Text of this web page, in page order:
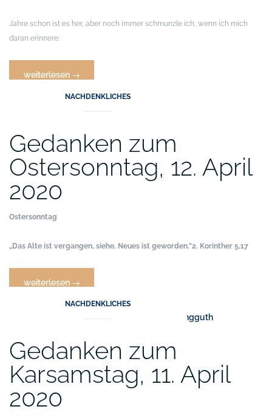
Jahre schon ist es her, aber noch immer schmunzle ich, wenn ich mich
daran erinnere:
„Gedanken
2020“
weiterlesen →
NACHDENKLICHES
Gedanken zum
Ostersonntag, 12. April
2020
Ostersonntag
„Das Alte ist vergangen, siehe, Neues ist geworden.“2. Korinther 5,17
„Gedanken
2020“
weiterlesen →
NACHDENKLICHES
Gedanken zum
Karsamstag, 11. April
2020